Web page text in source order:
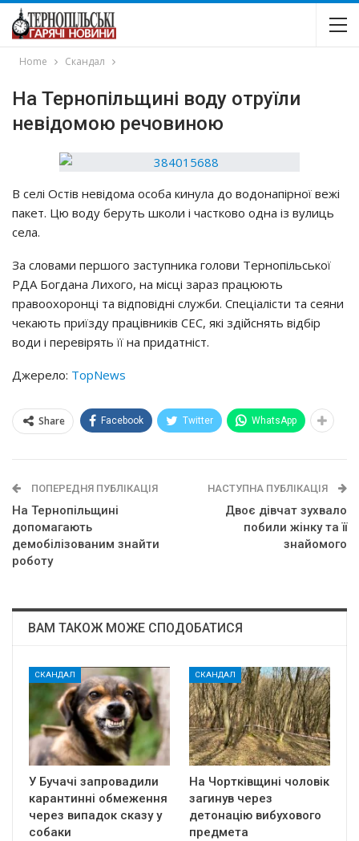
Home Скандал
На Тернопільщині воду отруїли
невідомою речовиною
В селі Остів невідома особа кинула до водонапірної вежі
пакет. Цю воду беруть школи і частково одна із вулиць
села.
За словами першого заступника голови Тернопільської
РДА Богдана Лихого, на місці зараз працюють
правоохоронці та відповідні служби. Спеціалісти та сеяни
чекають приїзду працівників СЕС, які здійснять відбір
води і перевірять її на придатніст.
Джерело: TopNews
Share Facebook Twitter WhatsApp
ПОПЕРЕДНЯ ПУБЛІКАЦІЯ
На Тернопільщині
допомагають
демобілізованим знайти
роботу
НАСТУПНА ПУБЛІКАЦІЯ
Двоє дівчат зухвало
побили жінку та її
знайомого
ВАМ ТАКОЖ МОЖЕ СПОДОБАТИСЯ
СКАНДАЛ
У Бучачі запровадили
карантинні обмеження
через випадок сказу у
собаки
СКАНДАЛ
На Чортківщині чоловік
загинув через
детонацію вибухового
предмета